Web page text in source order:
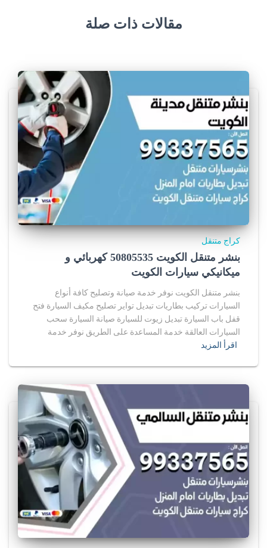
مقالات ذات صلة
كراج متنقل
بنشر متنقل الكويت 50805535‬ كهربائي و
ميكانيكي سيارات الكويت
بنشر متنقل الكويت نوفر خدمة صيانة وتصليح كافة أنواع
السيارات تركيب بطاريات تبديل تواير تصليح مكيف السيارة فتح
قفل باب السيارة تبديل زيوت للسيارة صيانة السيارة سحب
السيارات العالقة خدمة المساعدة على الطريق نوفر خدمة
اقرأ المزيد